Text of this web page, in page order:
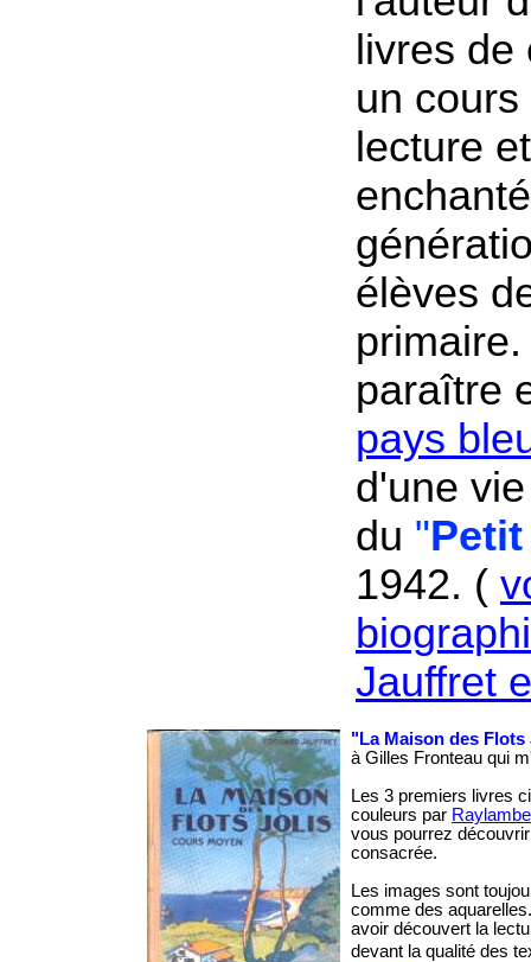
livres de
un
lecture
élèves
paraître
pays
d'une
du "
1942. (
Jauffret
"La Maison des
à Gilles Fronteau qui
Les 3 premiers livres
couleurs par
vous pourrez
consacrée.
Les images sont
comme des
avoir découvert la
devant la qualité des